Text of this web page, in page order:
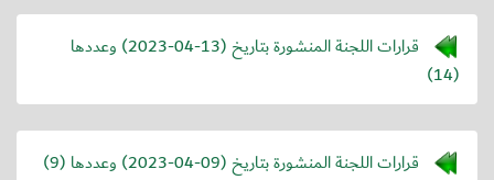
قرارات اللجنة المنشورة بتاريخ (2023-04-13) وعددها
(14)
قرارات اللجنة المنشورة بتاريخ (2023-04-09) وعددها (9)